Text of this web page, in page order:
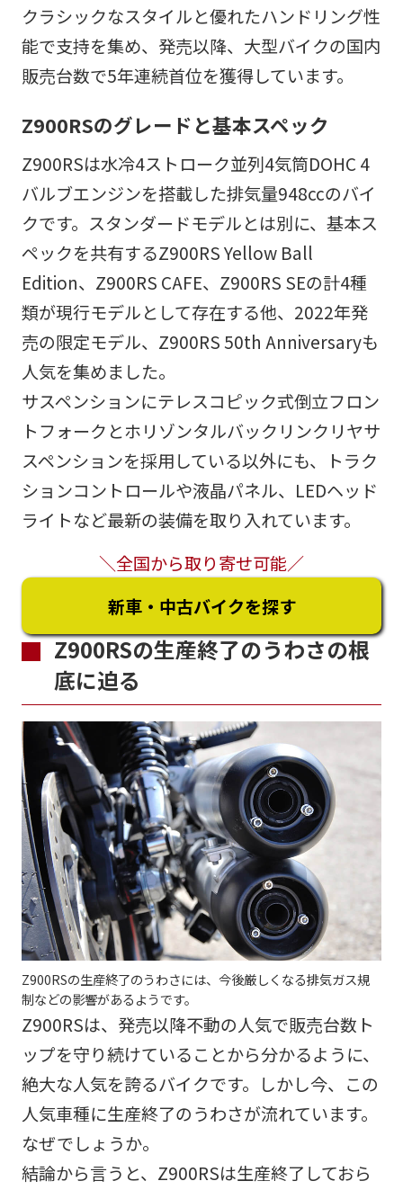
クラシックなスタイルと優れたハンドリング性
能で支持を集め、発売以降、大型バイクの国内
販売台数で5年連続首位を獲得しています。
Z900RSのグレードと基本スペック
Z900RSは水冷4ストローク並列4気筒DOHC 4
バルブエンジンを搭載した排気量948ccのバイ
クです。スタンダードモデルとは別に、基本ス
ペックを共有するZ900RS Yellow Ball
Edition、Z900RS CAFE、Z900RS SEの計4種
類が現行モデルとして存在する他、2022年発
売の限定モデル、Z900RS 50th Anniversaryも
人気を集めました。
サスペンションにテレスコピック式倒立フロン
トフォークとホリゾンタルバックリンクリヤサ
スペンションを採用している以外にも、トラク
ションコントロールや液晶パネル、LEDヘッド
ライトなど最新の装備を取り入れています。
＼全国から取り寄せ可能／
新車・中古バイクを探す
Z900RSの生産終了のうわさの根
底に迫る
Z900RSの生産終了のうわさには、今後厳しくなる排気ガス規
制などの影響があるようです。
Z900RSは、発売以降不動の人気で販売台数ト
ップを守り続けていることから分かるように、
絶大な人気を誇るバイクです。しかし今、この
人気車種に生産終了のうわさが流れています。
なぜでしょうか。
結論から言うと、Z900RSは生産終了しておら